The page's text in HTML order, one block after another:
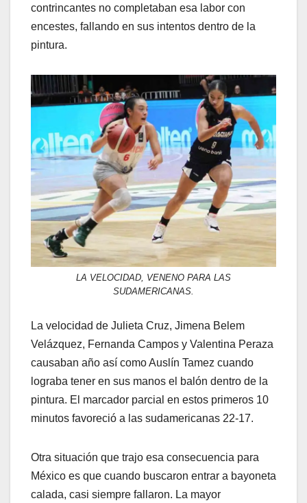
contrincantes no completaban esa labor con
encestes, fallando en sus intentos dentro de la
pintura.
LA VELOCIDAD, VENENO PARA LAS
SUDAMERICANAS.
La velocidad de Julieta Cruz, Jimena Belem
Velázquez, Fernanda Campos y Valentina Peraza
causaban año así como Auslín Tamez cuando
lograba tener en sus manos el balón dentro de la
pintura. El marcador parcial en estos primeros 10
minutos favoreció a las sudamericanas 22-17.
Otra situación que trajo esa consecuencia para
México es que cuando buscaron entrar a bayoneta
calada, casi siempre fallaron. La mayor